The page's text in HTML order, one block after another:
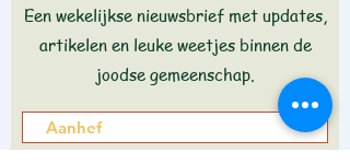
Een wekelijkse nieuwsbrief met updates,
artikelen en leuke weetjes binnen de
joodse gemeenschap.